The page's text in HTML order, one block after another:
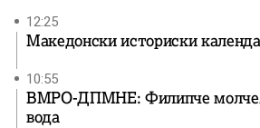
12:25
Македонски историски
10:55
ВМРО-ДПМНЕ: Филипче молчел
вода